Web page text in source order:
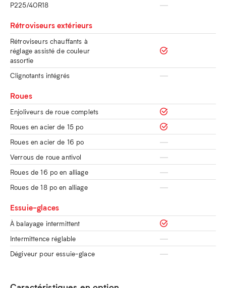
P225/40R18
Rétroviseurs extérieurs
Rétroviseurs chauffants à
réglage assisté de couleur
assortie
Clignotants intégrés
Roues
Enjoliveurs de roue complets
Roues en acier de 15 po
Roues en acier de 16 po
Verrous de roue antivol
Roues de 16 po en alliage
Roues de 18 po en alliage
Essuie-glaces
À balayage intermittent
Intermittence réglable
Dégiveur pour essuie-glace